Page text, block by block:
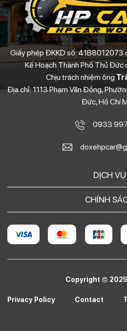
Giấy phép ĐKKD số: 41B8012073
Kế Hoạch Thành Phố Thủ Đức
Chịu trách nhiệm ông
Địa chỉ: 1113 Phạm Văn Đồng,
Đức, Hồ Chí
0933
DỊCH VỤ
CHÍNH
Copyright © 2025
Privacy Policy Contact